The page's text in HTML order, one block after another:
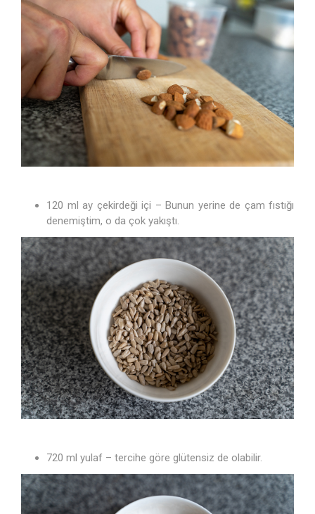
120 ml ay çekirdeği içi – Bunun yerine de çam fıstığı
denemiştim, o da çok yakıştı.
720 ml yulaf – tercihe göre glütensiz de olabilir.